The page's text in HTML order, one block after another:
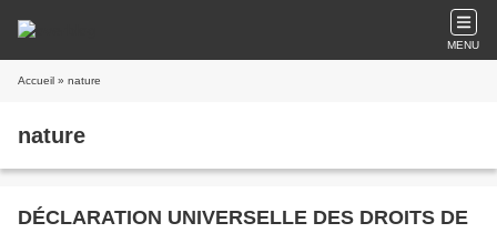
MENU
Accueil » nature
nature
DÉCLARATION UNIVERSELLE DES DROITS DE